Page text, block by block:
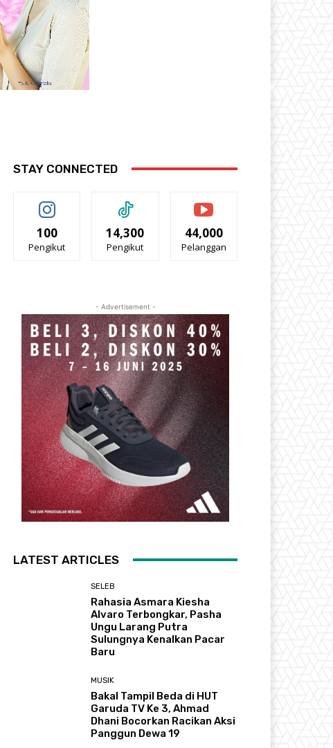
STAY CONNECTED
100
Pengikut
14,300
Pengikut
44,000
Pelanggan
- Advertisement -
LATEST ARTICLES
SELEB
Rahasia Asmara Kiesha
Alvaro Terbongkar, Pasha
Ungu Larang Putra
Sulungnya Kenalkan Pacar
Baru
MUSIK
Bakal Tampil Beda di HUT
Garuda TV Ke 3, Ahmad
Dhani Bocorkan Racikan Aksi
Panggun Dewa 19